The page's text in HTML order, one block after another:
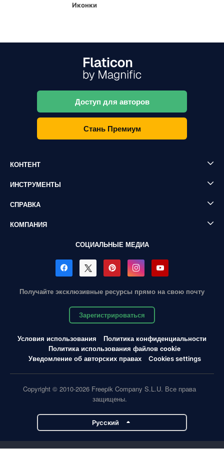
Иконки
Доступ для авторов
Стань Премиум
КОНТЕНТ
ИНСТРУМЕНТЫ
СПРАВКА
КОМПАНИЯ
СОЦИАЛЬНЫЕ МЕДИА
Получайте эксклюзивные ресурсы прямо на свою почту
Зарегистрироваться
Условия использования
Политика конфиденциальности
Политика использования файлов cookie
Уведомление об авторских правах
Cookies settings
Copyright © 2010-2026 Freepik Company S.L.U. Все права
защищены.
Pусский